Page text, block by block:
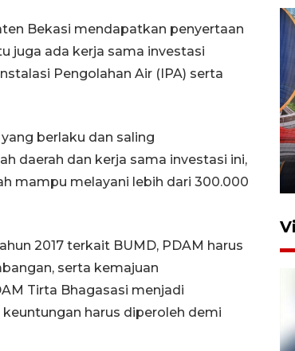
Bekasi mendapatkan penyertaan
juga ada kerja sama investasi
Pengolahan Air (IPA) serta
berlaku dan saling
daerah dan kerja sama investasi ini,
mampu melayani lebih dari 300.000
2017 terkait BUMD, PDAM harus
serta kemajuan
Tirta Bhagasasi menjadi
harus diperoleh demi
perlintasan sebidang di
Stasiun Bogor